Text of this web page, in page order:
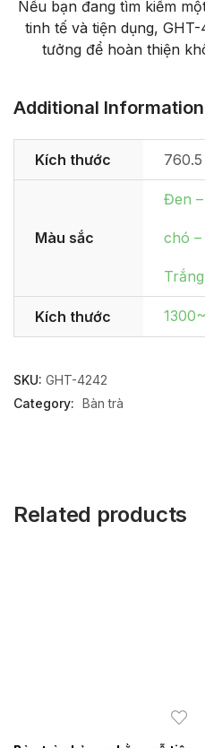
Nếu bạn đang tìm kiếm
tinh tế và tiện dụng,
tưởng để hoàn thiện
Additional Information
Kích thước
Màu sắc
Đen –
chó –
Trắng
Kích thước
SKU: GHT-4242
Category: Bàn trà
Related products